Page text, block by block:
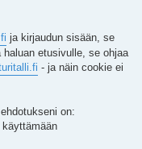
ja kirjaudun sisään, se
etusivulle, se ohjaa
- ja näin cookie ei
on: